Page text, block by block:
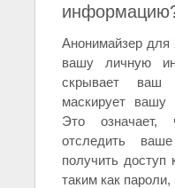
Анонимайзер для
вашу личную
скрывает ваш
маскирует вашу
Это
отследить
получить
таким как